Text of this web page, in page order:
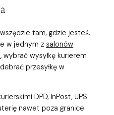
tam, gdzie jesteś.
w jednym z salonów
, wybrać wysyłkę kurierem
przesyłkę w
DPD, InPost, UPS
nawet poza granice